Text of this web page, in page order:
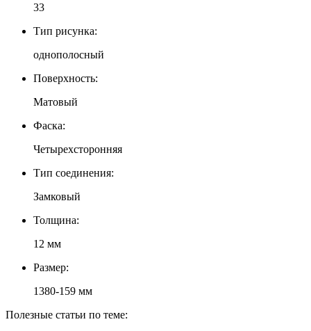
33
Тип рисунка:
однополосный
Поверхность:
Матовый
Фаска:
Четырехсторонняя
Тип соединения:
Замковый
Толщина:
12 мм
Размер:
1380-159 мм
Полезные статьи по теме: